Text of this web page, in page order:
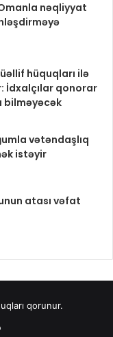
nəqliyyat
hüquqları ilə
İdxalçılar qonorar
bilməyəcək
vətəndaşlıq
istəyir
atası vəfat
qorunur.